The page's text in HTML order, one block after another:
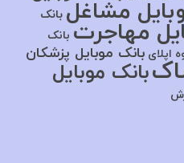
مشاغلبانک
مهاجرت بانک
اپلای بانک موبایل پزشکان
بانک موبایل